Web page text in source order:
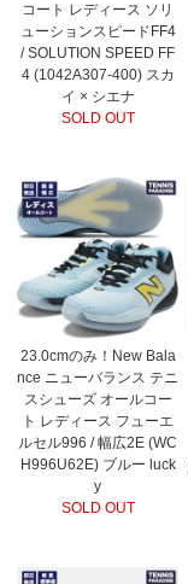
コート レディース ソリ
ューションスピードFF4
/ SOLUTION SPEED FF
4 (1042A307-400) スカ
イ × シエナ
SOLD OUT
23.0cmのみ！New Bala
nce ニューバランス テニ
スシューズ オールコー
ト レディース フューエ
ルセル996 / 幅広2E (WC
H996U62E) ブルー luck
y
SOLD OUT